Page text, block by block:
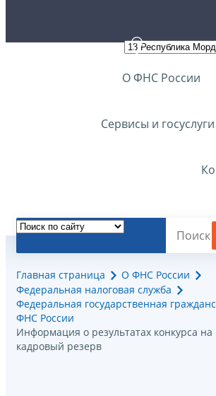
О ФНС России
Сервисы и госуслуги
Главная страница
О ФНС России
Федеральная налоговая служба
Федеральная государственная
ФНС России
Информация о результатах конкурса
кадровый резерв